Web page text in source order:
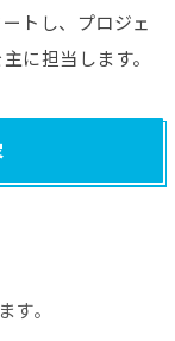
トし、プロジェ
に担当します。
す。